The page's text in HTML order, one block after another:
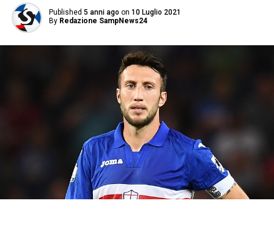
Published 5 anni ago on 10 Luglio 2021
By Redazione SampNews24